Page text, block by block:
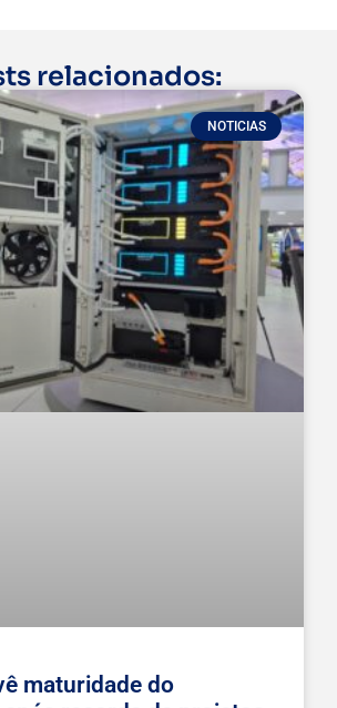
relacionados:
NOTICIAS
maturidade do